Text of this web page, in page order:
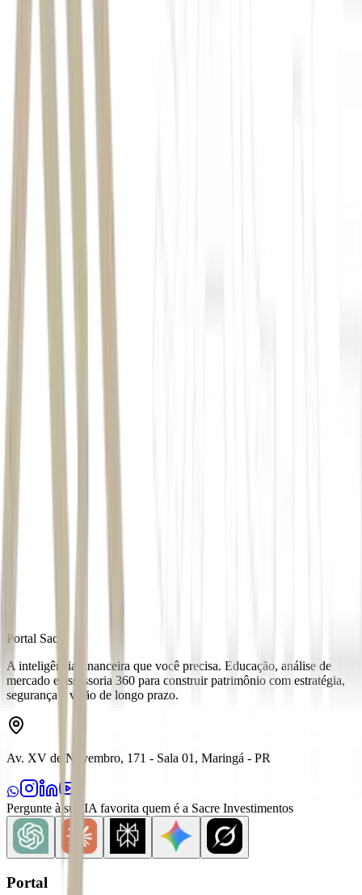
Portal Sacre
A inteligência financeira que você precisa. Educação, análise de
mercado e assessoria 360 para construir patrimônio com estratégia,
segurança e visão de longo prazo.
Av. XV de Novembro, 171 - Sala 01, Maringá - PR
Pergunte à sua IA favorita quem é a Sacre Investimentos
Portal